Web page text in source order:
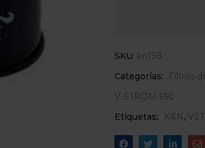
SKU: kn138
Categorías:
Filtros
V-STROM 650
Etiquetas:
K&N,